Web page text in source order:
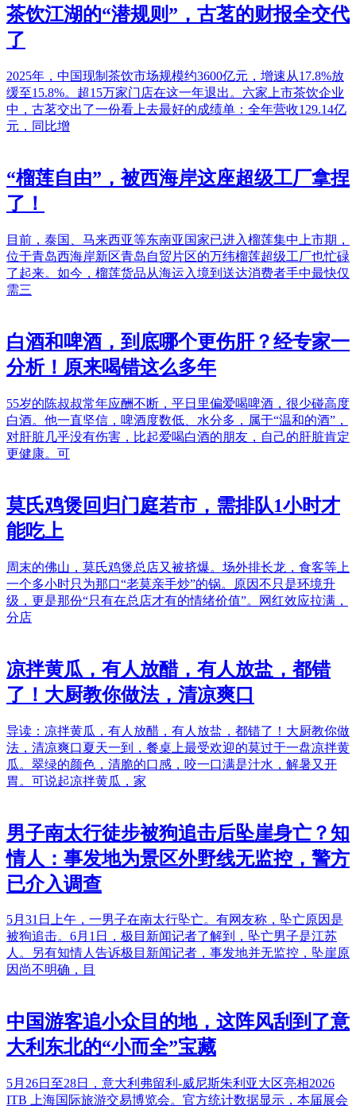
茶饮江湖的“潜规则”，古茗的财报全交代
了
2025年，中国现制茶饮市场规模约3600亿元，增速从17.8%放
缓至15.8%。超15万家门店在这一年退出。六家上市茶饮企业
中，古茗交出了一份看上去最好的成绩单：全年营收129.14亿
元，同比增
“榴莲自由”，被西海岸这座超级工厂拿捏
了！
目前，泰国、马来西亚等东南亚国家已进入榴莲集中上市期，
位于青岛西海岸新区青岛自贸片区的万纬榴莲超级工厂也忙碌
了起来。如今，榴莲货品从海运入境到送达消费者手中最快仅
需三
白酒和啤酒，到底哪个更伤肝？经专家一
分析！原来喝错这么多年
55岁的陈叔叔常年应酬不断，平日里偏爱喝啤酒，很少碰高度
白酒。他一直坚信，啤酒度数低、水分多，属于“温和的酒”，
对肝脏几乎没有伤害，比起爱喝白酒的朋友，自己的肝脏肯定
更健康。可
莫氏鸡煲回归门庭若市，需排队1小时才
能吃上
周末的佛山，莫氏鸡煲总店又被挤爆。场外排长龙，食客等上
一个多小时只为那口“老莫亲手炒”的锅。原因不只是环境升
级，更是那份“只有在总店才有的情绪价值”。网红效应拉满，
分店
凉拌黄瓜，有人放醋，有人放盐，都错
了！大厨教你做法，清凉爽口
导读：凉拌黄瓜，有人放醋，有人放盐，都错了！大厨教你做
法，清凉爽口夏天一到，餐桌上最受欢迎的莫过于一盘凉拌黄
瓜。翠绿的颜色，清脆的口感，咬一口满是汁水，解暑又开
胃。可说起凉拌黄瓜，家
男子南太行徒步被狗追击后坠崖身亡？知
情人：事发地为景区外野线无监控，警方
已介入调查
5月31日上午，一男子在南太行坠亡。有网友称，坠亡原因是
被狗追击。6月1日，极目新闻记者了解到，坠亡男子是江苏
人。另有知情人告诉极目新闻记者，事发地并无监控，坠崖原
因尚不明确，目
中国游客追小众目的地，这阵风刮到了意
大利东北的“小而全”宝藏
5月26日至28日，意大利弗留利-威尼斯朱利亚大区亮相2026
ITB 上海国际旅游交易博览会。官方统计数据显示，本届展会